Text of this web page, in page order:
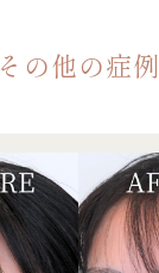
その他の症例